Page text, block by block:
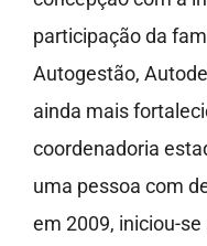
participação da
Autogestão,
ainda mais
coordenadoria
uma pessoa com
em 2009, iniciou-